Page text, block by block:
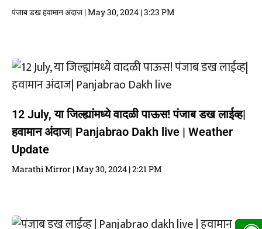
पंजाब डख हवामान अंदाज May 30, 2024 3:23 PM
12 July, या जिल्ह्यांमध्ये वादळी पाऊस! पंजाब डख लाईव्ह|
हवामान अंदाज| Panjabrao Dakh live | Weather
Update
Marathi Mirror May 30, 2024 2:21 PM